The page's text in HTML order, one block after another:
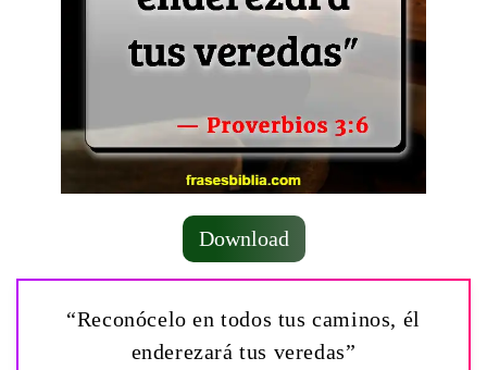
Download
“Reconócelo en todos tus caminos, él
enderezará tus veredas”